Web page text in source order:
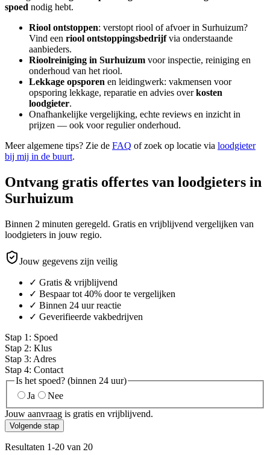
spoed nodig hebt.
Riool ontstoppen: verstopt riool of afvoer in Surhuizum?
Vind een riool ontstoppingsbedrijfvia onderstaande
aanbieders.
Rioolreiniging in Surhuizum voor inspectie, reiniging en
onderhoud van het riool.
Lekkage opsporen en leidingwerk: vakmensen voor
opsporing lekkage, reparatie en advies overkosten
loodgieter.
Onafhankelijke vergelijking, echte reviews en inzicht in
prijzen — ook voor regulier onderhoud.
Meer algemene tips? Zie de FAQ of zoek op locatie via loodgieter
bij mij in de buurt.
Ontvang gratis offertes van loodgieters in
Surhuizum
Binnen 2 minuten geregeld. Gratis en vrijblijvend vergelijken van
loodgieters in jouw regio.
Jouw gegevens zijn veilig
✓ Gratis & vrijblijvend
✓ Bespaar tot 40% door te vergelijken
✓ Binnen 24 uur reactie
✓ Geverifieerde vakbedrijven
Stap 1 : Spoed
Stap 2: Klus
Stap 3: Adres
Stap 4: Contact
Is het spoed? (binnen 24 uur)
Ja
Nee
Jouw aanvraag is gratis en vrijblijvend.
Volgende stap
Resultaten 1-20 van 20